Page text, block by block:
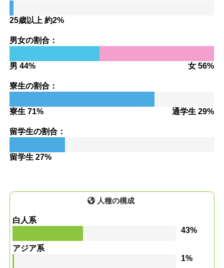
25歳以上 約2%
男女の割合：
男 44% 女 56%
寮生の割合：
寮生 71% 通学生 29%
留学生の割合：
留学生 27%
人種の構成
白人系
43%
アジア系
1%